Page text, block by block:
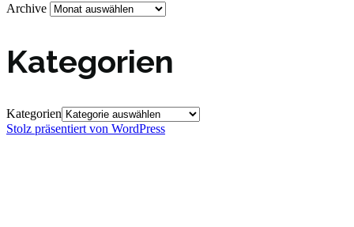
Archive
Kategorien
Kategorien
Stolz präsentiert von WordPress